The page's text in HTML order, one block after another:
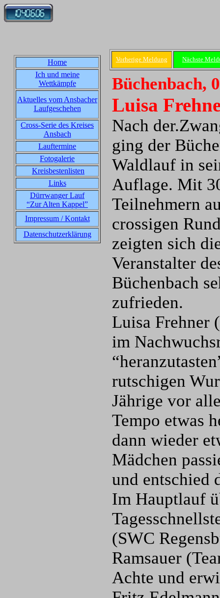
Home
Ich und meine
Wettkämpfe
Aktuelles vom Ansbacher
Laufgeschehen
Cross-Serie des Kreises
Ansbach
Lauftermine
Fotogalerie
Kreisbestenlisten
Links
Dürrwanger Lauf
“Zur Alten Kappel”
Impressum / Kontakt
Datenschutzerklärung
Vorherige Meldung Nächste
Büchenbach,
Luisa
Nach
ging der
Waldlauf in
Auflage. Mit
Teilnehmern
crossigen
zeigten sich
Veranstalter
Büchenbach
zufrieden.
Luisa Frehner
im
rutschigen
Jährige vor
Tempo etwas
dann wieder
Mädchen
und entschied
Im Hauptlauf
(SWC
Ramsauer
Achte und